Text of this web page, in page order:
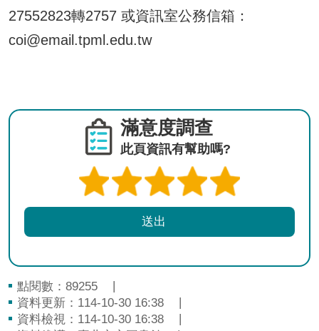
27552823轉2757 或資訊室公務信箱：
coi@email.tpml.edu.tw
滿意度調查
此頁資訊有幫助嗎?
點閱數： 89255
資料更新：114-10-30 16:38
資料檢視：114-10-30 16:38